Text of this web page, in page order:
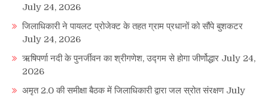
July 24, 2026
जिलाधिकारी ने पायलट प्रोजेक्ट के तहत ग्राम प्रधानों को सौंपे बुशकटर
July 24, 2026
ऋषिपर्णा नदी के पुनर्जीवन का श्रीगणेश, उद्गम से होगा जीर्णोद्धार July 24,
2026
अमृत 2.0 की समीक्षा बैठक में जिलाधिकारी द्वारा जल स्रोत संरक्षण July